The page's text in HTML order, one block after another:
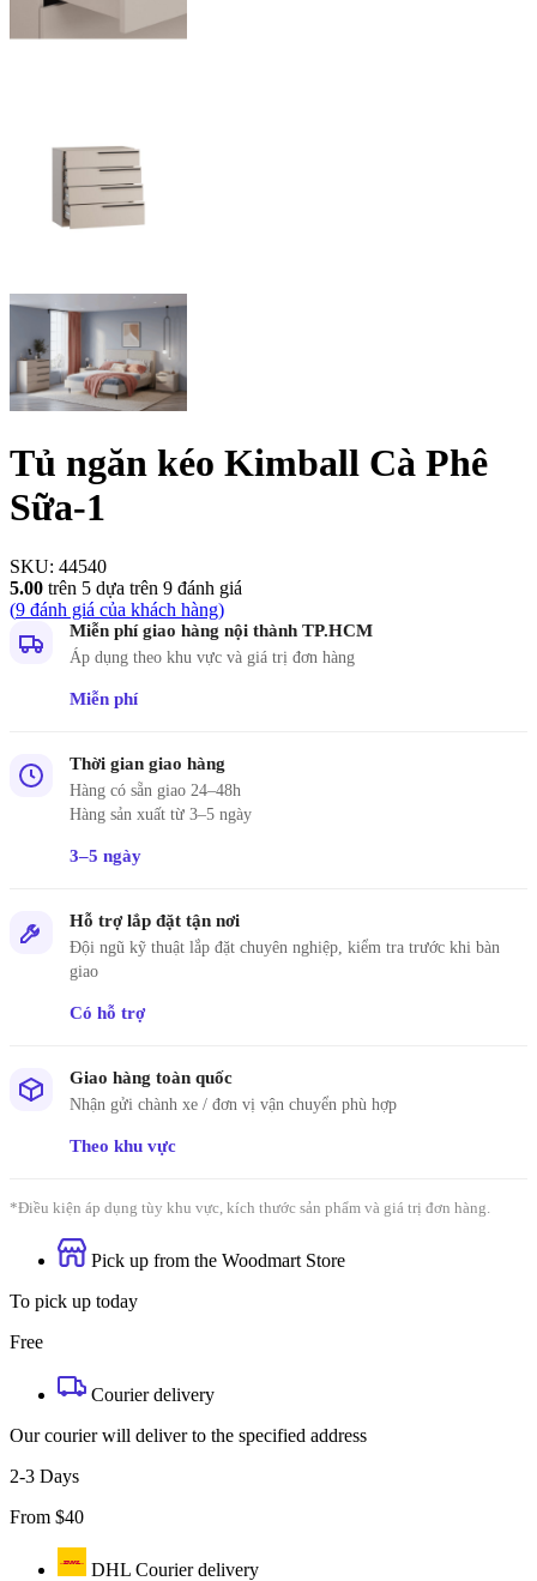
Tủ ngăn kéo Kimball Cà Phê
Sữa-1
SKU: 44540
5.00 trên 5 dựa trên 9 đánh giá
(9 đánh giá của khách hàng)
Miễn phí giao hàng nội thành TP.HCM
Áp dụng theo khu vực và giá trị đơn hàng
Miễn phí
Thời gian giao hàng
Hàng có sẵn giao 24–48h
Hàng sản xuất từ 3–5 ngày
3–5 ngày
Hỗ trợ lắp đặt tận nơi
Đội ngũ kỹ thuật lắp đặt chuyên nghiệp, kiểm tra trước khi bàn
giao
Có hỗ trợ
Giao hàng toàn quốc
Nhận gửi chành xe / đơn vị vận chuyển phù hợp
Theo khu vực
*Điều kiện áp dụng tùy khu vực, kích thước sản phẩm và giá trị đơn hàng.
Pick up from the Woodmart Store
To pick up today
Free
Courier delivery
Our courier will deliver to the specified address
2-3 Days
From $40
DHL Courier delivery